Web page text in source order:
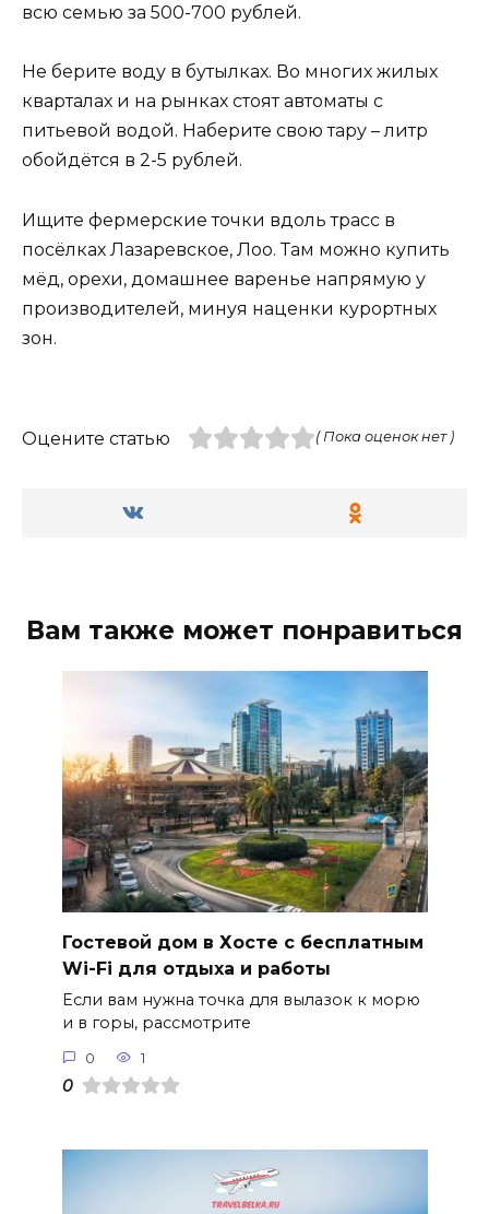
всю семью за 500-700 рублей.
Не берите воду в бутылках. Во многих жилых
кварталах и на рынках стоят автоматы с
питьевой водой. Наберите свою тару – литр
обойдётся в 2-5 рублей.
Ищите фермерские точки вдоль трасс в
посёлках Лазаревское, Лоо. Там можно купить
мёд, орехи, домашнее варенье напрямую у
производителей, минуя наценки курортных
зон.
Оцените статью ( Пока оценок нет )
Вам также может понравиться
Гостевой дом в Хосте с бесплатным
Wi-Fi для отдыха и работы
Если вам нужна точка для вылазок к морю
и в горы, рассмотрите
0 1
0